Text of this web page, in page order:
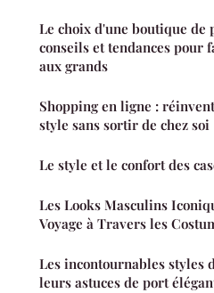
Le choix d'une boutique de
conseils et tendances
aux grands
Shopping en ligne :
style sans sortir de chez soi
Le style et le confort des
Les Looks Masculins
Voyage à Travers les
Les incontournables styles
leurs astuces de port